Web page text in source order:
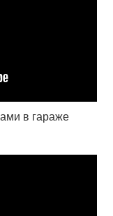
в гараже